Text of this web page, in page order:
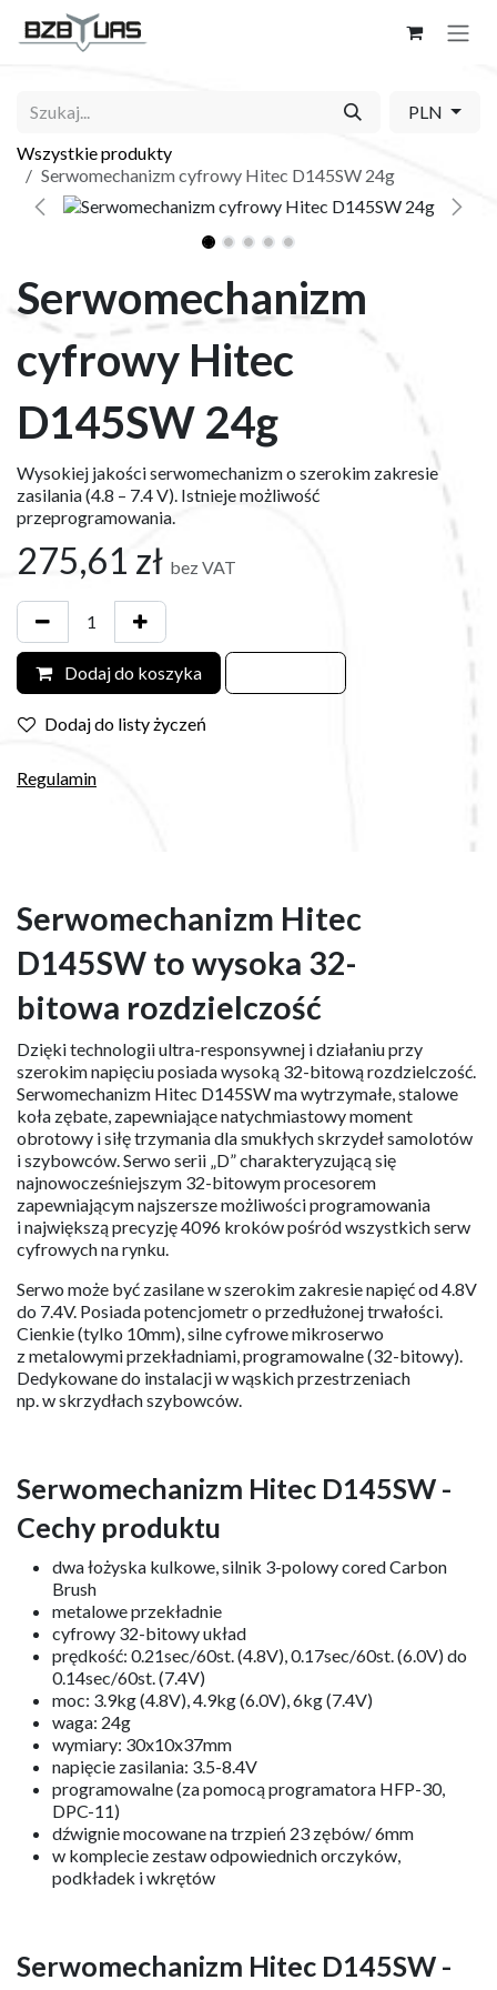
Skip to Content
PLN
Wszystkie produkty
Serwomechanizm cyfrowy Hitec D145SW 24g
Serwomechanizm
cyfrowy Hitec
D145SW 24g
Wysokiej jakości serwomechanizm o szerokim zakresie
zasilania (4.8 – 7.4 V). Istnieje możliwość
przeprogramowania.
275,61 zł bez VAT
Dodaj do koszyka
Dodaj do listy życzeń
Regulamin
Serwomechanizm Hitec
D145SW to wysoka 32-
bitowa rozdzielczość
Dzięki technologii ultra-responsywnej i działaniu przy
szerokim napięciu posiada wysoką 32-bitową rozdzielczość.
Serwomechanizm Hitec D145SW ma wytrzymałe, stalowe
koła zębate, zapewniające natychmiastowy moment
obrotowy i siłę trzymania dla smukłych skrzydeł samolotów
i szybowców. Serwo serii „D” charakteryzującą się
najnowocześniejszym 32-bitowym procesorem
zapewniającym najszersze możliwości programowania
i największą precyzję 4096 kroków pośród wszystkich serw
cyfrowych na rynku.
Serwo może być zasilane w szerokim zakresie napięć od 4.8V
do 7.4V. Posiada potencjometr o przedłużonej trwałości.
Cienkie (tylko 10mm), silne cyfrowe mikroserwo
z metalowymi przekładniami, programowalne (32-bitowy).
Dedykowane do instalacji w wąskich przestrzeniach
np. w skrzydłach szybowców.
Serwomechanizm Hitec D145SW -
Cechy produktu
dwa łożyska kulkowe, silnik 3-polowy cored Carbon
Brush
metalowe przekładnie
cyfrowy 32-bitowy układ
prędkość: 0.21sec/60st. (4.8V), 0.17sec/60st. (6.0V) do
0.14sec/60st. (7.4V)
moc: 3.9kg (4.8V), 4.9kg (6.0V), 6kg (7.4V)
waga: 24g
wymiary: 30x10x37mm
napięcie zasilania: 3.5-8.4V
programowalne (za pomocą programatora HFP-30,
DPC-11)
dźwignie mocowane na trzpień 23 zębów/ 6mm
w komplecie zestaw odpowiednich orczyków,
podkładek i wkrętów
Serwomechanizm Hitec D145SW -